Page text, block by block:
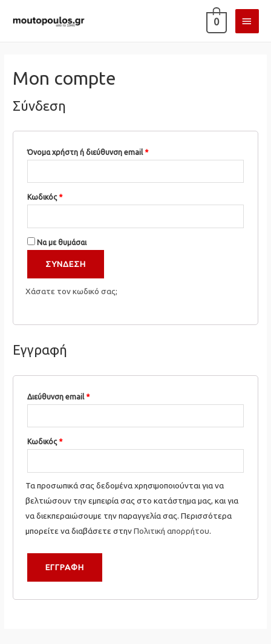
0
Mon compte
Σύνδεση
Όνομα χρήστη ή διεύθυνση email *Απαιτείται
Κωδικός *Απαιτείται
Να με θυμάσαι
ΣΎΝΔΕΣΗ
Χάσατε τον κωδικό σας;
Εγγραφή
Διεύθυνση email *Απαιτείται
Κωδικός *Απαιτείται
Τα προσωπικά σας δεδομένα χρησιμοποιούνται για να
βελτιώσουν την εμπειρία σας στο κατάστημα μας, και για
να διεκπεραιώσουμε την παραγγελία σας. Περισσότερα
μπορείτε να διαβάσετε στηνΠολιτική απορρήτου.
ΕΓΓΡΑΦΉ